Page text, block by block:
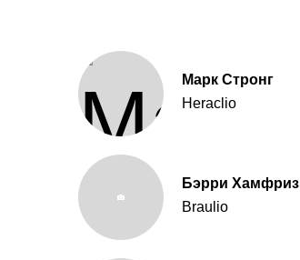
Марк Стронг
Heraclio
Бэрри Хамфриз
Braulio